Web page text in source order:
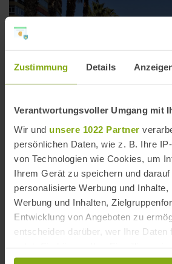
Zustimmung Details
Verantwortungsvoller Umgang mit
Wir und unsere 1022 Partner
persönlichen Daten, wie z. B. Ihre
von Technologien wie Cookies, um
Ihrem Gerät zu speichern und
personalisierte Werbung und
Werbung und Inhalten,
Entwicklung von Angeboten zu
entscheiden darüber, wer Ihre Daten
Cookie-Erklärung oder durch